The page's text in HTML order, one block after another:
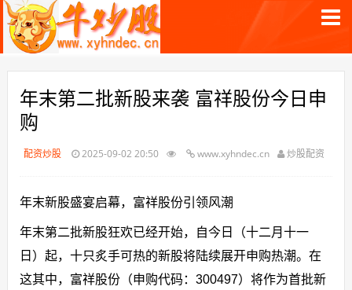
年末第二批新股来袭 富祥股份今日申
购
配资炒股 2025-09-02 20:50 www.xyhndec.cn 炒股配资
年末新股盛宴启幕，富祥股份引领风潮
年末第二批新股狂欢已经开始，自今日（十二月十一
日）起，十只炙手可热的新股将陆续展开申购热潮。在
这其中，富祥股份（申购代码：300497）将作为首批新